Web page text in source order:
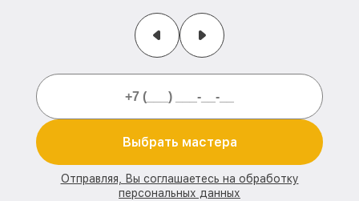
Выбрать мастера
Отправляя, Вы соглашаетесь на обработку
персональных данных